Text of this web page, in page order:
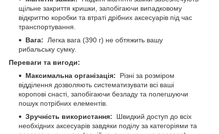
щільне закриття кришки, запобігаючи випадковому
відкриттю коробки та втраті дрібних аксесуарів під час
транспортування.
Вага: Легка вага (390 г) не обтяжить вашу
рибальську сумку.
Переваги та вигоди:
Максимальна організація: Різні за розміром
відділення дозволяють систематизувати всі ваші
коропові снасті, запобігаючи безладу та полегшуючи
пошук потрібних елементів.
Зручність використання: Швидкий доступ до всіх
необхідних аксесуарів завдяки поділу за категоріями та